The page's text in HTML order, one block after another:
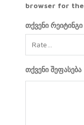
browser for
თქვენი რეიტინგი
თქვენი შეფასება